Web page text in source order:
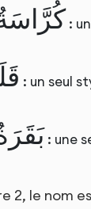
:
: un seul
: une
2, le nom